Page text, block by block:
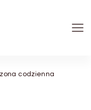
codzienna